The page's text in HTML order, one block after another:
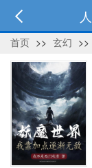
首页 >> 玄幻 >>